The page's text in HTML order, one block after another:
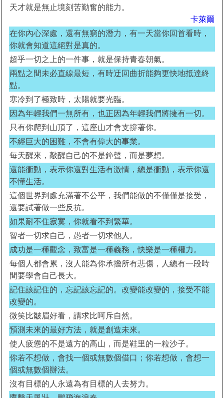
天才就是無止境刻苦勤奮的能力。
卡萊爾
在你內心深處，還有無窮的潛力，有一天當你回首看時，
你就會知道這絕對是真的。
超乎一切之上的一件事，就是保持青春朝氣。
兩點之間未必直線最短，有時迂回曲折能夠更快地抵達終
點。
寒冷到了極致時，太陽就要光臨。
因為年輕我們一無所有，也正因為年輕我們將擁有一切。
只有你爬到山頂了，這座山才會支撐著你。
不經巨大的困難，不會有偉大的事業。
每天醒來，敲醒自己的不是鐘聲，而是夢想。
還能衝動，表示你還對生活有激情，總是衝動，表示你還
不懂生活。
這個世界到處充滿著不公平，我們能做的不僅僅是接受，
還要試著做一些反抗。
如果耐不住寂寞，你就看不到繁華。
智者一切求自己，愚者一切求他人。
成功是一種觀念，致富是一種義務，快樂是一種權力。
每個人都會累，沒人能為你承擔所有悲傷，人總有一段時
間要學會自己長大。
記住該記住的，忘記該忘記的。改變能改變的，接受不能
改變的。
微笑比皺眉好看，請求比呵斥自然。
預測未來的最好方法，就是創造未來。
使人疲憊的不是遠方的高山，而是鞋里的一粒沙子。
你若不想做，會找一個或無數個借口；你若想做，會想一
個或無數個辦法。
沒有目標的人永遠為有目標的人去努力。